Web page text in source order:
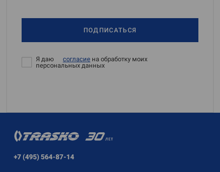
ПОДПИСАТЬСЯ
Я даю согласие на обработку моих
персональных данных
+7 (495) 564-87-14